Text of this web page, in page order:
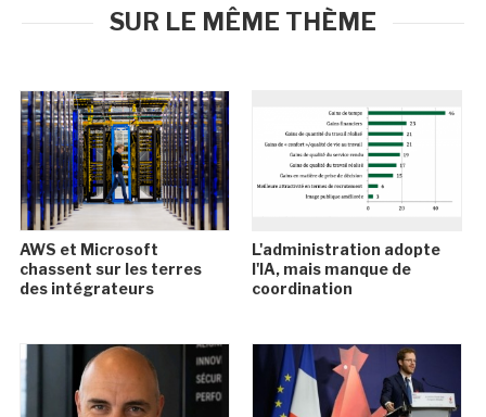
SUR LE MÊME THÈME
AWS et Microsoft
chassent sur les terres
des intégrateurs
L'administration adopte
l'IA, mais manque de
coordination